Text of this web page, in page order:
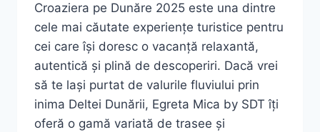
Croaziera pe Dunăre 2025 este una dintre
cele mai căutate experiențe turistice pentru
cei care își doresc o vacanță relaxantă,
autentică și plină de descoperiri. Dacă vrei
să te lași purtat de valurile fluviului prin
inima Deltei Dunării, Egreta Mica by SDT îți
oferă o gamă variată de trasee și